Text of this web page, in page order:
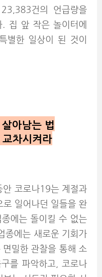
건의 언급량을
집 앞 작은 놀이터에
별한 일상이 된 것이
아남는 법
차시켜라
안 코로나19는 계절과
일어나던 일들을 완
에는 돌이킬 수 없는
종에는 새로운 기회가
밀한 관찰을 통해 소
를 파악하고, 코로나